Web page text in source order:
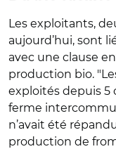
Les exploitants,
aujourd’hui, sont
avec une clause
production bio.
exploités depuis 5
ferme
n’avait été
production de